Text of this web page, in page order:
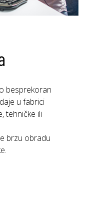
besprekoran
u fabrici
tehničke ili
brzu obradu